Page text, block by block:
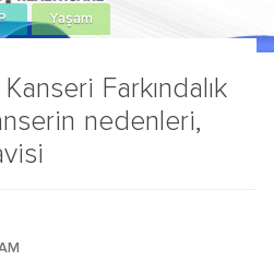
Farkındalık
nedenleri,
Yaşam